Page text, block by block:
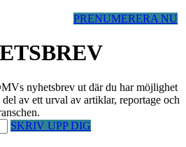
PRENUMERERA NU
nyhetsbrev ut där du har möjlighet
av ett urval av artiklar, reportage och
SKRIV UPP DIG